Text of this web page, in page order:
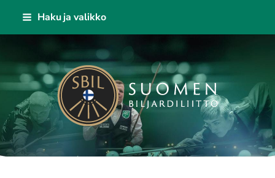
Siirry
Haku ja valikko
Suomen Biljardiliitto ry